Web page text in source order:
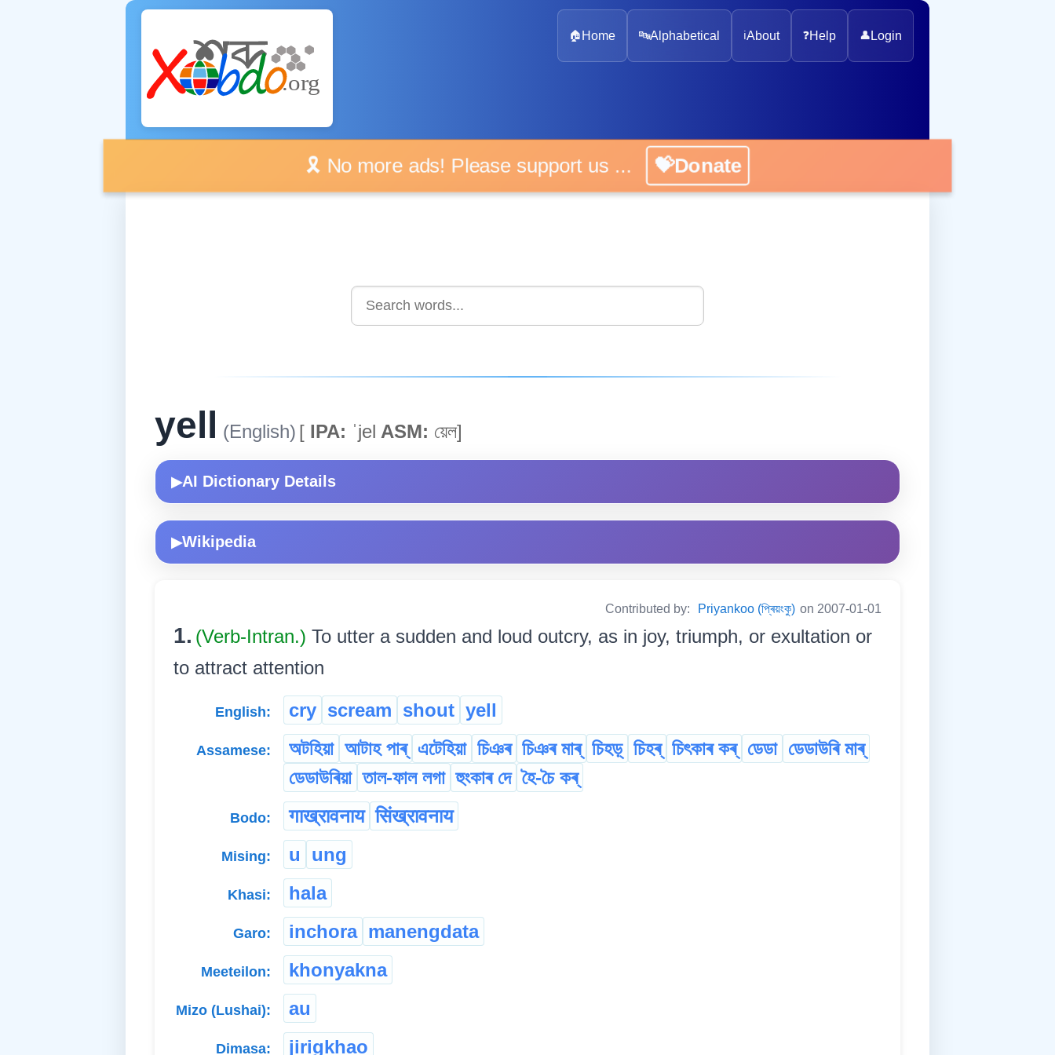
🏠 Home 🔤Alphabetical ℹ️About ❓Help 👤 Login
🎗️ No more ads! Please support us ... 💝Donate
yell (English) [ IPA: ˈjel ASM: য়েল]
▶AI Dictionary Details
▶Wikipedia
Contributed by: Priyankoo (প্ৰিয়ংকু) on 2007-01-01
1. (Verb-Intran.) To utter a sudden and loud outcry, as in joy, triumph, or exultation or
to attract attention
English: cry scream shout yell
Assamese: অটহিয়া আটাহ পাৰ্ এটেহিয়া চিঞৰ চিঞৰ মাৰ্ চিহড়্ চিহৰ্ চিৎকাৰ কৰ্ ডেডা ডেডাউৰি মাৰ্
ডেডাউৰিয়া তাল-ফাল লগা হুংকাৰ দে হৈ-চৈ কৰ্
Bodo: गाख्रावनाय सिंख्रावनाय
Mising: u ung
Khasi: hala
Garo: inchora manengdata
Meeteilon: khonyakna
Mizo (Lushai): au
Dimasa: jirigkhao